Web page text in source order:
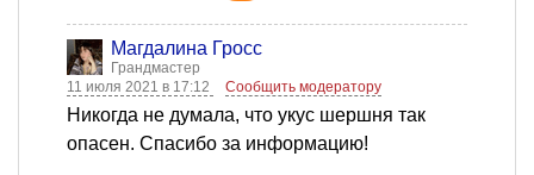
Магдалина Гросс
Грандмастер
11 июля 2021 в 17:12
Сообщить модератору
Никогда не думала, что укус шершня так
опасен. Спасибо за информацию!